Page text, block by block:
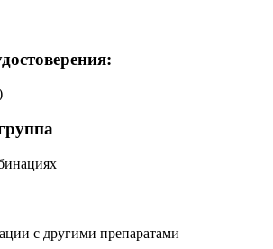
с другими препаратами